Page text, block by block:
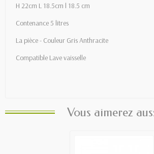
H 22cm L 18.5cm l 18.5 cm
Contenance 5 litres
La pièce - Couleur Gris Anthracite
Compatible Lave vaisselle
Vous aimerez